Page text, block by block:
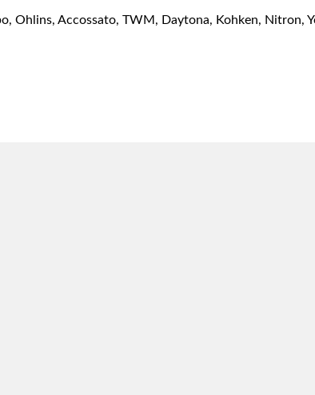
Ohlins, Accossato, TWM, Daytona, Kohken, Nitron,